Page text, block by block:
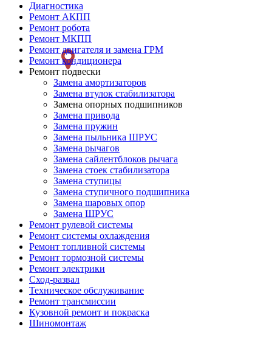
Меню
Ремонт
слева
Диагностика
Ремонт АКПП
Ремонт робота
Ремонт МКПП
Ремонт двигателя и замена ГРМ
Ремонт кондиционера
Ремонт подвески
Замена амортизаторов
Замена втулок стабилизатора
Замена опорных подшипников
Замена привода
Замена пружин
Замена пыльника ШРУС
Замена рычагов
Замена сайлентблоков рычага
Замена стоек стабилизатора
Замена ступицы
Замена ступичного подшипника
Замена шаровых опор
Замена ШРУС
Ремонт рулевой системы
Ремонт системы охлаждения
Ремонт топливной системы
Ремонт тормозной системы
Ремонт электрики
Сход-развал
Техническое обслуживание
Ремонт трансмиссии
Кузовной ремонт и покраска
Шиномонтаж